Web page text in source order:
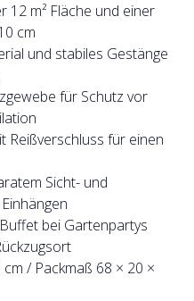
12 m² Fläche und einer
cm
und stabiles Gestänge
für Schutz vor
Reißverschluss für einen
Sicht- und
bei Gartenpartys
/ Packmaß 68 × 20 ×